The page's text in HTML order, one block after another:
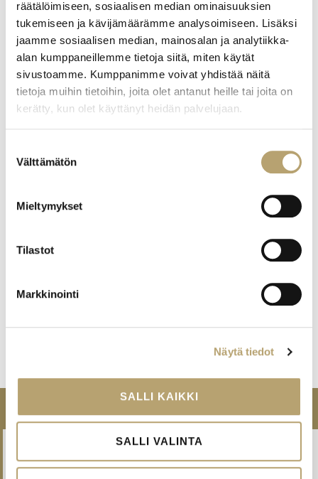
räätälöimiseen, sosiaalisen median ominaisuuksien
tukemiseen ja kävijämäärämme analysoimiseen. Lisäksi
jaamme sosiaalisen median, mainosalan ja analytiikka-
alan kumppaneillemme tietoja siitä, miten käytät
sivustoamme. Kumppanimme voivat yhdistää näitä
tietoja muihin tietoihin, joita olet antanut heille tai joita on
kerätty, kun olet käyttänyt heidän palvelujaan.
valinta
Välttämätön
Mieltymykset
Tilastot
Markkinointi
Näytä tiedot
SALLI KAIKKI
SALLI VALINTA
Strategiset teemat
Edukon sisäisen toiminnan tehostamiseksi tehtäviä
valintoja ohjaa viisi strategista teemaa:
Edelläkävijänä tunnettu ammattiopisto.
Toimimme aina asiakaslähtöisesti opiskelijan ja
vuorovaikutteisesti työelämän kanssa ja siksi olemme
ammattiopisto.
Yksilöllisiä oppimisratkaisuja toteutetaan digitaalisuutta
ja pedagogiikkaa hyödyntäen.
Ennakoimme ja uudistamme jatkuvasti henkilöstön
osaamista sekä oppimisympäristöjä toimintaympäristöä
Kestävän tulevaisuuden ammattiopisto.
Sisällytämme kestävää kehitystä koulutuksiin ja arjen
Opintojen aloituspäivät elokuussa 2026
29.06.2026 19:18